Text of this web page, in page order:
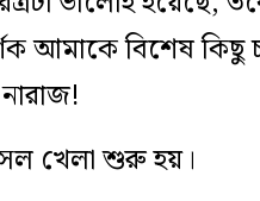
আমাকে বিশেষ কিছু
খেলা শুরু হয়।